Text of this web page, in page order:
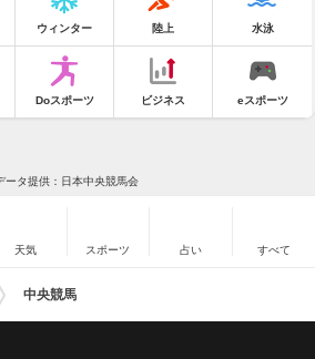
ウィンター 陸上 水泳
Doスポーツ ビジネス eスポーツ
ータ提供：日本中央競馬会
天気 スポーツ 占い すべて
中央競馬